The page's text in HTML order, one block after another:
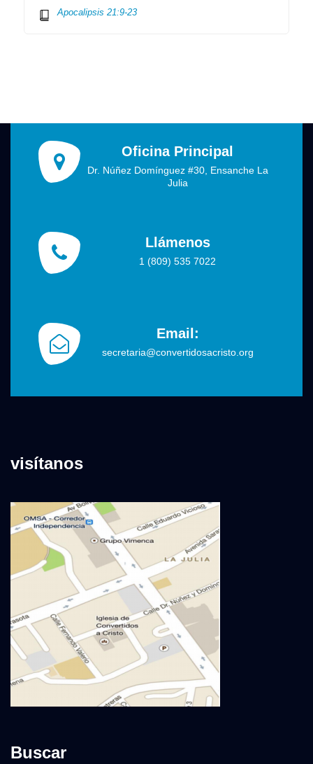
Apocalipsis 21:9-23
Oficina Principal
Dr. Núñez Domínguez #30, Ensanche La
Julia
Llámenos
1 (809) 535 7022
Email:
secretaria@convertidosacristo.org
visítanos
Buscar